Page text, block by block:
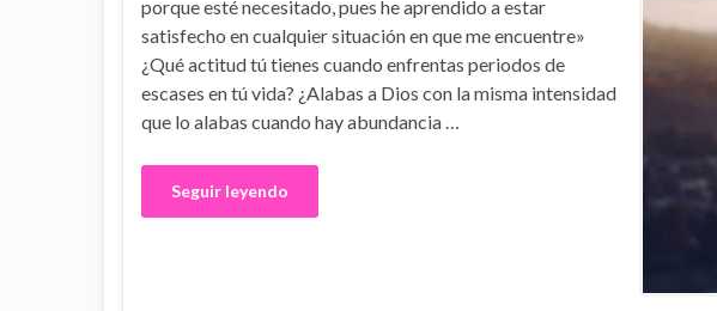
porque esté necesitado, pues he aprendido a estar
satisfecho en cualquier situación en que me encuentre»
¿Qué actitud tú tienes cuando enfrentas periodos de
escases en tú vida? ¿Alabas a Dios con la misma intensidad
que lo alabas cuando hay abundancia …
Seguir leyendo